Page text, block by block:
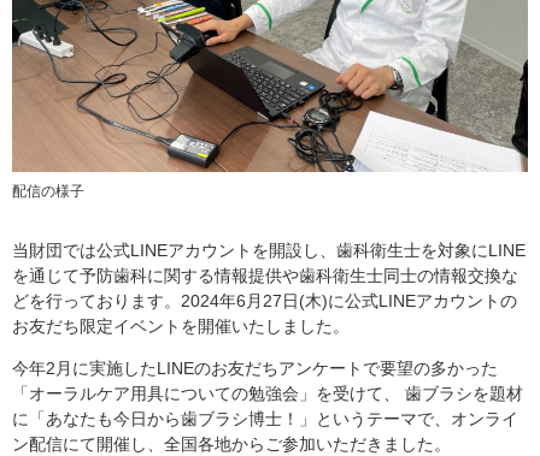
当財団では公式LINEアカウントを開設し、歯科衛生士を対象にLINE
を通じて予防歯科に関する情報提供や歯科衛生士同士の情報交換な
どを行っております。2024年6月27日(木)に公式LINEアカウントの
お友だち限定イベントを開催いたしました。
今年2月に実施したLINEのお友だちアンケートで要望の多かった
「オーラルケア用具についての勉強会」を受けて、 歯ブラシを題材
に「あなたも今日から歯ブラシ博士！」というテーマで、オンライ
ン配信にて開催し、全国各地からご参加いただきました。
配信の様子